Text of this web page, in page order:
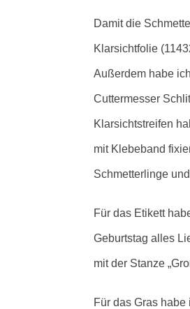
Damit die
Klarsichtfolie
Außerdem habe
Cuttermesser
Klarsichtstreifen
mit Klebeband
Schmetterlinge
Für das Etikett
Geburtstag alles
mit der Stanze
Für das Gras